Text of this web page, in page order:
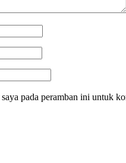
pada peramban ini untuk